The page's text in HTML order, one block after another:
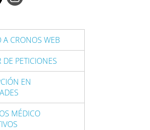
A CRONOS WEB
DE PETICIONES
EN
MÉDICO